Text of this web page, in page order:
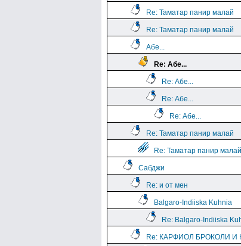
Re: Таматар панир малай
Re: Таматар панир малай
Абе...
Re: Абе...
Re: Абе...
Re: Абе...
Re: Абе...
Re: Таматар панир малай
Re: Таматар панир малай
Сабджи
Re: и от мен
Balgaro-Indiiska Kuhnia
Re: Balgaro-Indiiska
Re: КАРФИОЛ БРОКОЛИ И